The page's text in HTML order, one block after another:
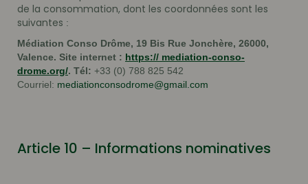
de la consommation, dont les coordonnées sont les
suivantes :
Médiation Conso Drôme, 19 Bis Rue Jonchère, 26000,
Valence. Site internet : https:// mediation-conso-
drome.org/. Tél: +33 (0) 788 825 542
Courriel: mediationconsodrome@gmail.com
Article 10 – Informations nominatives